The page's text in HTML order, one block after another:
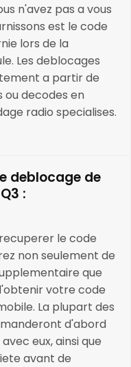
n'avez pas a vous
est le code
lors de la
Les deblocages
a partir de
ou decodes en
radio specialises.
deblocage de
:
le code
non seulement de
que
votre code
La plupart des
d'abord
eux, ainsi que
avant de